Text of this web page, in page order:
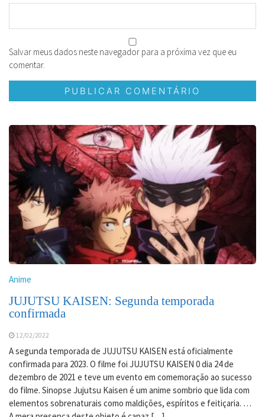
Salvar meus dados neste navegador para a próxima vez que eu
comentar.
Anime
JUJUTSU KAISEN: Segunda temporada
confirmada
12/02/2022
A segunda temporada de JUJUTSU KAISEN está oficialmente
confirmada para 2023. O filme foi JUJUTSU KAISEN 0 dia 24 de
dezembro de 2021 e teve um evento em comemoração ao sucesso
do filme. Sinopse Jujutsu Kaisen é um anime sombrio que lida com
elementos sobrenaturais como maldições, espíritos e feitiçaria. …